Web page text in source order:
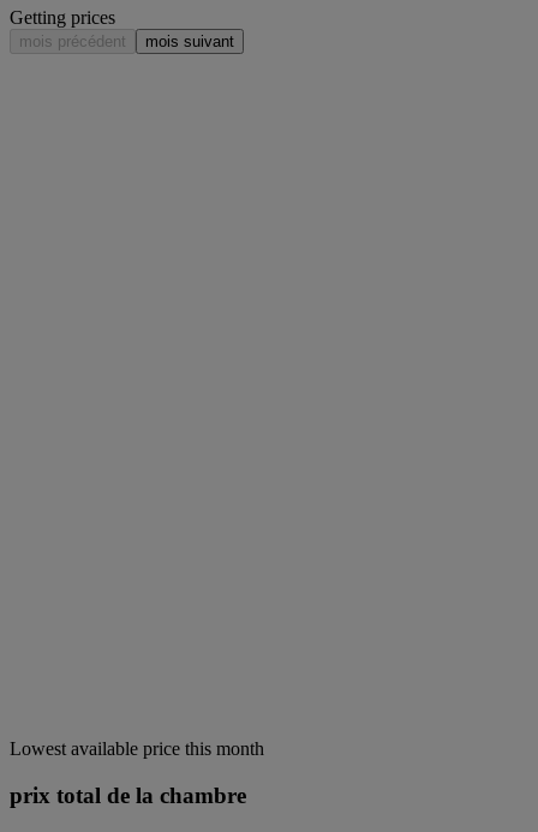
Getting prices
mois précédent mois suivant
Lowest available price this month
prix total de la chambre